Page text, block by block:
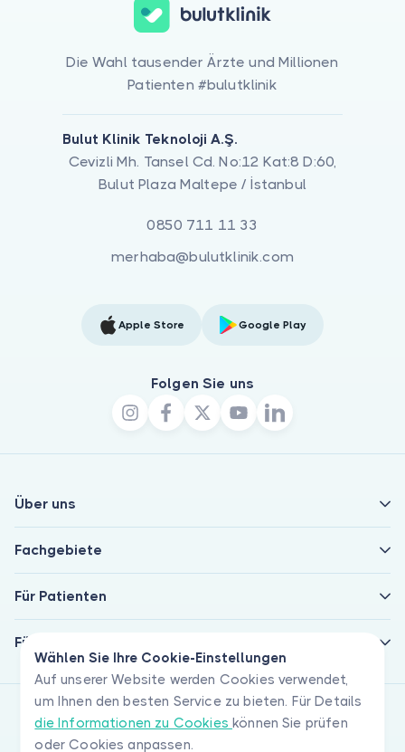
Wählen Sie Ihre Cookie-Einstellungen
Auf unserer Website werden Cookies verwendet,
um Ihnen den besten Service zu bieten. Für Details
die Informationen zu Cookieskönnen Sie prüfen
oder Cookies anpassen.
Die Wahl tausender Ärzte und Millionen
Patienten #bulutklinik
Bulut Klinik Teknoloji A.Ş.
Cevizli Mh. Tansel Cd. No:12 Kat:8 D:60,
Bulut Plaza Maltepe / İstanbul
0850 711 11 33
merhaba@bulutklinik.com
Apple Store Google Play
Folgen Sie uns
Über uns
Fachgebiete
Für Patienten
Für Ärzte